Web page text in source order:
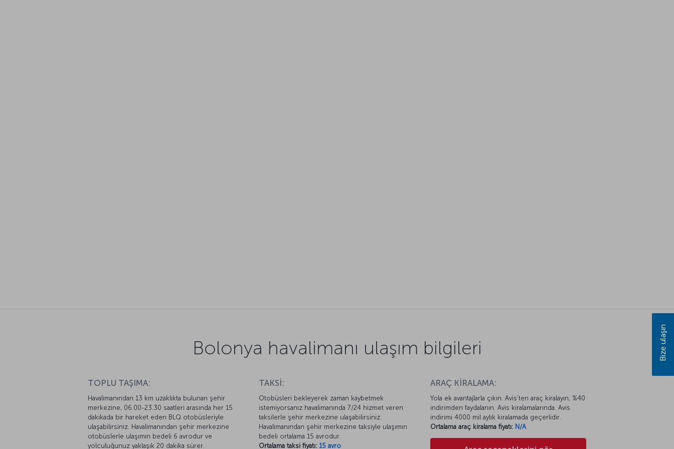
Bolonya havalimanı ulaşım bilgileri
TOPLU TAŞIMA:
Havalimanından 13 km uzaklıkta bulunan şehir
merkezine, 06.00-23.30 saatleri arasında her 15
dakikada bir hareket eden BLQ otobüsleriyle
ulaşabilirsiniz. Havalimanından şehir merkezine
otobüslerle ulaşımın bedeli 6 avrodur ve
yolculuğunuz yaklaşık 20 dakika sürer.
TAKSİ:
Otobüsleri bekleyerek zaman kaybetmek
istemiyorsanız havalimanında 7/24 hizmet veren
taksilerle şehir merkezine ulaşabilirsiniz.
Havalimanından şehir merkezine taksiyle ulaşımın
bedeli ortalama 15 avrodur.
Ortalama taksi fiyatı: 15 avro
ARAÇ KİRALAMA:
Yola ek avantajlarla çıkın. Avis’ten araç kiralayın, %40
indirimden faydalanın. Avis kiralamalarında. Avis
indirimi 4000 mil aylık kiralamada geçerlidir.
Ortalama araç kiralama fiyatı: N/A
Bize ulaşın